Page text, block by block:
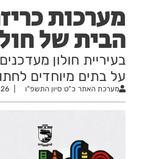
מערכות
הבית של
בעיריית חולון
על בתים מיוחדים
מערכת האתר כ"ט סיון התשפ"ו